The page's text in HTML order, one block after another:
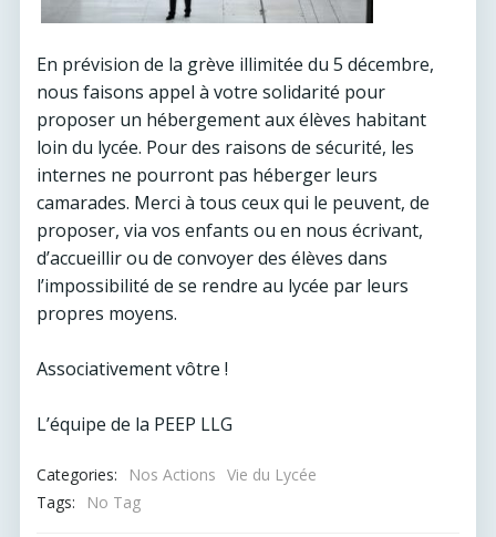
En prévision de la grève illimitée du 5 décembre,
nous faisons appel à votre solidarité pour
proposer un hébergement aux élèves habitant
loin du lycée. Pour des raisons de sécurité, les
internes ne pourront pas héberger leurs
camarades. Merci à tous ceux qui le peuvent, de
proposer, via vos enfants ou en nous écrivant,
d’accueillir ou de convoyer des élèves dans
l’impossibilité de se rendre au lycée par leurs
propres moyens.
Associativement vôtre !
L’équipe de la PEEP LLG
Categories: Nos Actions Vie du Lycée
Tags:
No Tag